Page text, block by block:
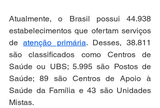
Atualmente, o Brasil possui 44.938
estabelecimentos que ofertam serviços
de atenção primária. Desses, 38.811
são classificados como Centros de
Saúde ou UBS; 5.995 são Postos de
Saúde; 89 são Centros de Apoio à
Saúde da Família e 43 são Unidades
Mistas.